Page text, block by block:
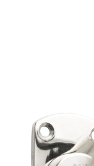
1344303102013